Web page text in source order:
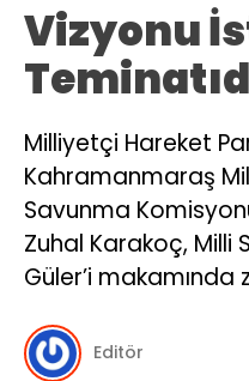
Vizyonu
Milliyetçi Hareket
Kahramanmaraş
Savunma
Zuhal Karakoç, Milli
Güler’i
Editör